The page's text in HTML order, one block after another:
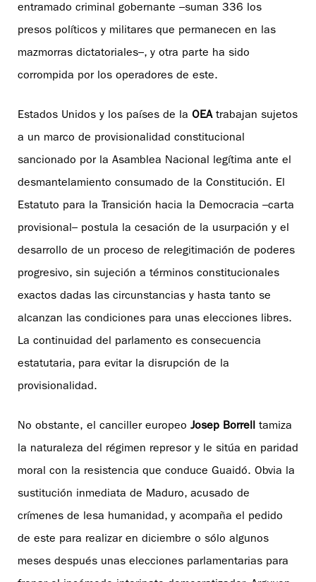
entramado criminal gobernante –suman 336 los
presos políticos y militares que permanecen en las
mazmorras dictatoriales–, y otra parte ha sido
corrompida por los operadores de este.
Estados Unidos y los países de la OEAtrabajan sujetos
a un marco de provisionalidad constitucional
sancionado por la Asamblea Nacional legítima ante el
desmantelamiento consumado de la Constitución. El
Estatuto para la Transición hacia la Democracia –carta
provisional– postula la cesación de la usurpación y el
desarrollo de un proceso de relegitimación de poderes
progresivo, sin sujeción a términos constitucionales
exactos dadas las circunstancias y hasta tanto se
alcanzan las condiciones para unas elecciones libres.
La continuidad del parlamento es consecuencia
estatutaria, para evitar la disrupción de la
provisionalidad.
No obstante, el canciller europeo Josep Borrell tamiza
la naturaleza del régimen represor y le sitúa en paridad
moral con la resistencia que conduce Guaidó. Obvia la
sustitución inmediata de Maduro, acusado de
crímenes de lesa humanidad, y acompaña el pedido
de este para realizar en diciembre o sólo algunos
meses después unas elecciones parlamentarias para